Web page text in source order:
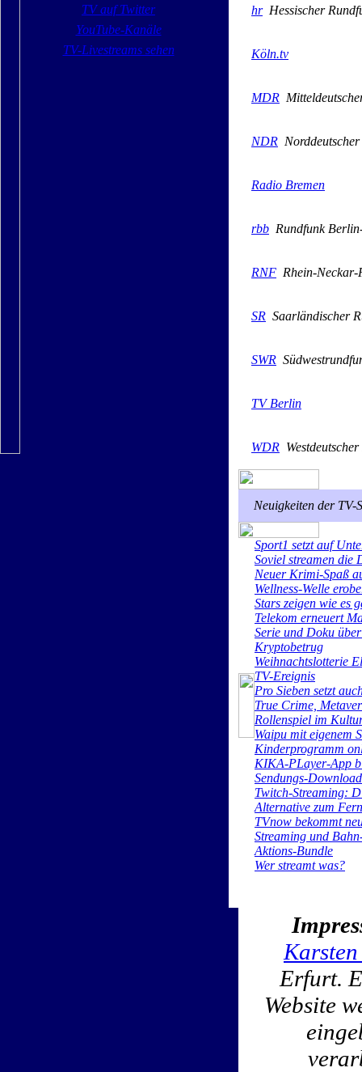
TV auf Twitter
YouTube-Kanäle
TV-Livestreams sehen
hrHessischer
Köln.tv
MDR
NDR
Radio Bremen
rbb Rundfunk
RNF Rhein-Neckar-
SR Saarländischer
SWR
TV Berlin
WDR
Neuigkeiten der TV-
Sport1 setzt auf
Soviel streamen die
Neuer Krimi-Spaß
Wellness-Welle
Stars zeigen wie es
Telekom erneuert
Serie und Doku
Kryptobetrug
Weihnachtslotterie
TV-Ereignis
Pro Sieben setzt
True Crime,
Rollenspiel im
Waipu mit eigenem
Kinderprogramm
KIKA-PLayer-App
Sendungs-Download
Twitch-Streaming:
Alternative zum
TVnow bekommt
Streaming und
Aktions-Bundle
Wer streamt was?
Erfurt.
Website